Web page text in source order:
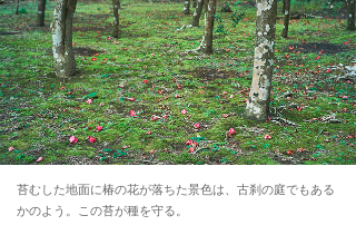
苔むした地面に椿の花が落ちた景色は、古刹の庭でもある
かのよう。この苔が種を守る。